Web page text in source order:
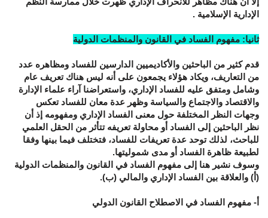
الإدارية الإسلامية .
ثانيا: مفهوم الفساد في القانون والمنظمات الدولية
قدم كثير من الباحثين والأكاديميين الدارسين للفساد ومظاهره عدد
من التعاريف، ويكاد هؤلاء يجمعون على أنه ليس هناك تعريف عام
وشامل ومتفق عليه للفساد الإداري، واستعراضنا آراء علماء الإدارة
والاقتصاد والاجتماع والسياسة وظهر عدة معان للفساد تعكس
وجهات النظر المختلفة حول معنى الفساد الإداري ومفهومه إذ أن
نظر الباحثين إلى الفساد أو محاولة تعريفه تتأثر من الحقل العلمي
للباحث، لذلك توحد عدة تعريفات للفساد، فتختلف فيما بينها وفقا
لطبيعة ظاهرة الفساد أو مدى شموليتها.
وسوف نشير هنا إلى مفهوم الفساد في القانون والمنظمات الدولية
(أ) والعلاقة بين الفساد الإداري والمالي (ب).
أ- مفهوم الفساد في الاصطلاح القانون الدولي